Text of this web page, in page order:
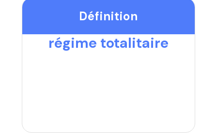
Définition
régime totalitaire